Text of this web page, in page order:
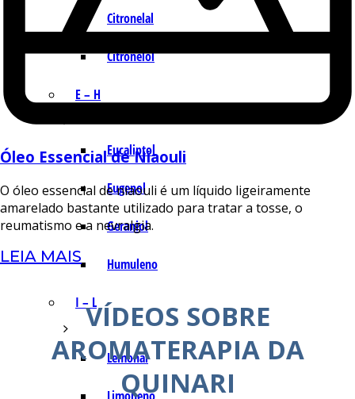
Citronelal
Citronelol
E – H
Eucaliptol
Eugenol
Geraniol
Humuleno
I – L
Lemonal
Óleo Essencial de Niaouli
O óleo essencial de niaouli é um líquido ligeiramente
amarelado bastante utilizado para tratar a tosse, o
reumatismo e a nevralgia.
LEIA MAIS
VÍDEOS SOBRE
AROMATERAPIA DA
QUINARI